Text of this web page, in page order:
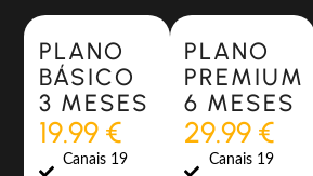
Most Popular
PLANO
BÁSICO
3 MESES
19.99 €
Canais 19
Most Popular
PLANO
PREMIUM
6 MESES
29.99 €
Canais 19